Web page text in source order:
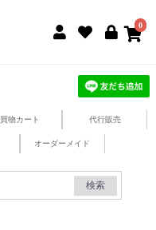
0
買物カート 代行販売
オーダーメイド
検索